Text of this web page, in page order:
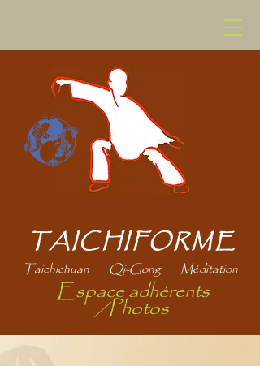
Taichichuan Qi-Gong Méditation
TAICHIFORME
Espace adhérents
/Photos